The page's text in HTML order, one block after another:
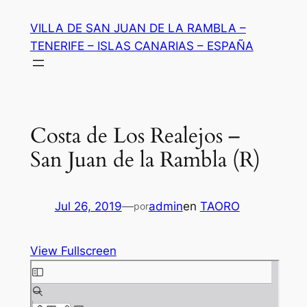
contenido
VILLA DE SAN JUAN DE LA RAMBLA –
TENERIFE – ISLAS CANARIAS – ESPAÑA
Costa de Los Realejos –
San Juan de la Rambla (R)
Jul 26, 2019—poradminen TAORO
View Fullscreen
Saltar
al
contenido